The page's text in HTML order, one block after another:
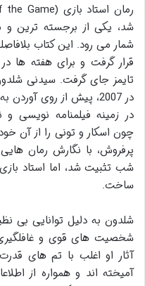
شد، یکی از برجسته ترین و
شمار می رود. این کتاب
قرار گرفت و برای هفته ها
در 2007، پیش از روی
در زمینه فیلمنامه نویسی
چون اسکار و تونی را از آن
پرفروش، با نگارش رمان
شب تثبیت شد، اما استاد
ساخت.
شلدون به دلیل توانایی بی
شخصیت های قوی و
آثار او اغلب با تم های
آمیخته اند و همواره از